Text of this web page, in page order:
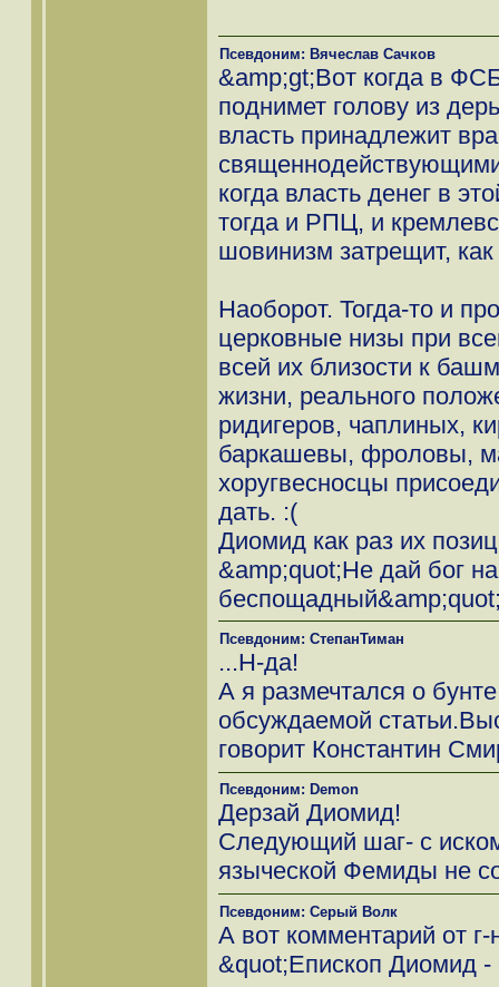
Псевдоним: Вячеслав Сачков
&amp;gt;Вот когда в
поднимет голову из
власть принадлежит
когда власть денег в
тогда и РПЦ, и
шовинизм затрещит,
Наоборот. Тогда-то и
церковные низы при
всей их близости к
жизни, реального
ридигеров, чаплиных,
баркашевы, фроловы,
хоругвесносцы
дать. :(
Диомид как раз их
&amp;quot;Не дай бог
Псевдоним: СтепанТиман
...Н-да!
А я размечтался о
обсуждаемой
говорит Константин
Псевдоним: Demon
Дерзай Диомид!
Следующий шаг- с
языческой Фемиды не
Псевдоним: Серый Волк
А вот комментарий от
&quot;Епископ Диомид